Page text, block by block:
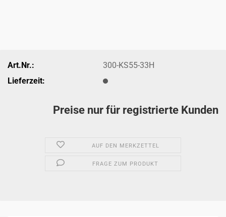
Art.Nr.:
300-KS55-33H
Lieferzeit:
Preise nur für registrierte Kunden
AUF DEN MERKZETTEL
FRAGE ZUM PRODUKT